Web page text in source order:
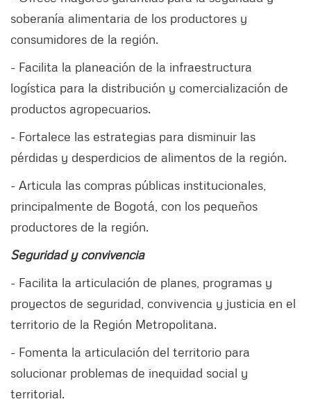
soberanía alimentaria de los productores y
consumidores de la región.
- Facilita la planeación de la infraestructura
logística para la distribución y comercialización de
productos agropecuarios.
- Fortalece las estrategias para disminuir las
pérdidas y desperdicios de alimentos de la región.
- Articula las compras públicas institucionales,
principalmente de Bogotá, con los pequeños
productores de la región.
Seguridad y convivencia
- Facilita la articulación de planes, programas y
proyectos de seguridad, convivencia y justicia en el
territorio de la Región Metropolitana.
- Fomenta la articulación del territorio para
solucionar problemas de inequidad social y
territorial.